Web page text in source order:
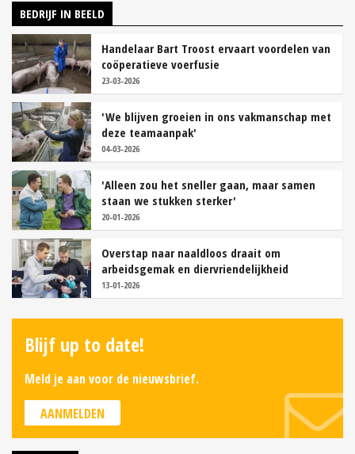
BEDRIJF IN BEELD
Handelaar Bart Troost ervaart voordelen van
coöperatieve voerfusie
23-03-2026
'We blijven groeien in ons vakmanschap met
deze teamaanpak'
04-03-2026
'Alleen zou het sneller gaan, maar samen
staan we stukken sterker'
20-01-2026
Overstap naar naaldloos draait om
arbeidsgemak en diervriendelijkheid
13-01-2026
Blijf up to date!
Meld je aan voor de nieuwsbrief.
AANMELDEN